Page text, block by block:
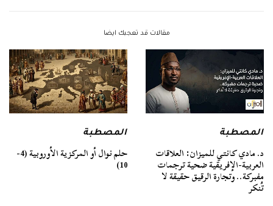
مقالات قد تعجبك ايضا
المصطبة
د. مادي كانتي للميزان: العلاقات
العربية-الإفريقية ضحية ترجمات
مفبركة.. وتجارة الرقيق حقيقة لا
تُنكر
المصطبة
حلم نوال أو المركزية الأوروبية (4-
10)